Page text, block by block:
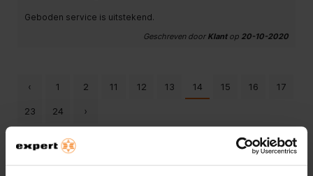
Geboden service is uitstekend.
Geschreven door Klantop 20-10-2020
‹ 1 2 11 12 13 14 15 16 17
23 24 ›
Bekijk ook andere winkels